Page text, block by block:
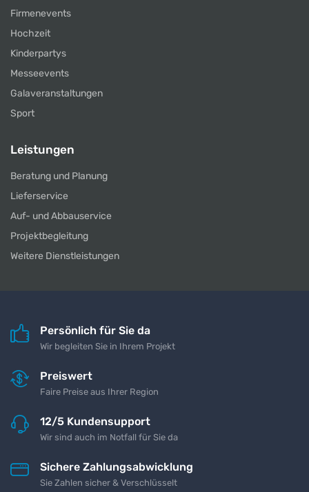
Firmenevents
Hochzeit
Kinderpartys
Messeevents
Galaveranstaltungen
Sport
Leistungen
Beratung und Planung
Lieferservice
Auf- und Abbauservice
Projektbegleitung
Weitere Dienstleistungen
Persönlich für Sie da
Wir begleiten Sie in Ihrem Projekt
Preiswert
Faire Preise aus Ihrer Region
12/5 Kundensupport
Wir sind auch im Notfall für Sie da
Sichere Zahlungsabwicklung
Sie Zahlen sicher & Verschlüsselt